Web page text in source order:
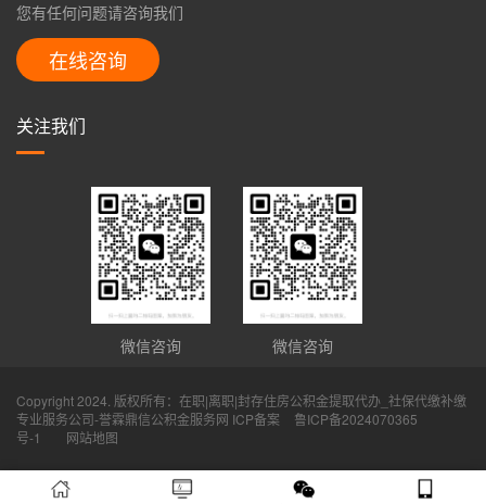
您有任何问题请咨询我们
在线咨询
关注我们
微信咨询 微信咨询
Copyright 2024. 版权所有：在职|离职|封存住房公积金提取代办_社保代缴补缴
专业服务公司-誉霖鼎信公积金服务网 ICP备案
鲁ICP备2024070365
号-1
网站地图